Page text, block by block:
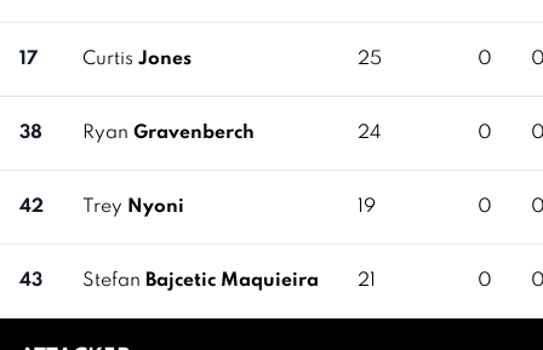
17 Curtis Jones 25 0
38 Ryan Gravenberch 24 0
42 Trey Nyoni 19 0
43 Stefan Bajcetic Maquieira 21 0